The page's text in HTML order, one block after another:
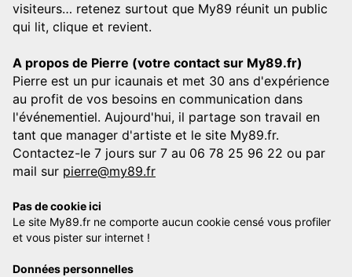
visiteurs… retenez surtout que My89 réunit un public
qui lit, clique et revient.
A propos de Pierre (votre contact sur My89.fr)
Pierre est un pur icaunais et met 30 ans d'expérience
au profit de vos besoins en communication dans
l'événementiel. Aujourd'hui, il partage son travail en
tant que manager d'artiste et le site My89.fr.
Contactez-le 7 jours sur 7 au 06 78 25 96 22 ou par
mail sur pierre@my89.fr
Pas de cookie ici
Le site My89.fr ne comporte aucun cookie censé vous profiler
et vous pister sur internet !
Données personnelles